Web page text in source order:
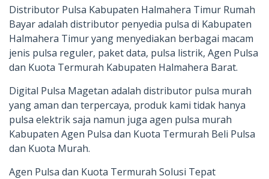
Distributor Pulsa Kabupaten Halmahera Timur Rumah
Bayar adalah distributor penyedia pulsa di Kabupaten
Halmahera Timur yang menyediakan berbagai macam
jenis pulsa reguler, paket data, pulsa listrik, Agen Pulsa
dan Kuota Termurah Kabupaten Halmahera Barat.
Digital Pulsa Magetan adalah distributor pulsa murah
yang aman dan terpercaya, produk kami tidak hanya
pulsa elektrik saja namun juga agen pulsa murah
Kabupaten Agen Pulsa dan Kuota Termurah Beli Pulsa
dan Kuota Murah.
Agen Pulsa dan Kuota Termurah Solusi Tepat